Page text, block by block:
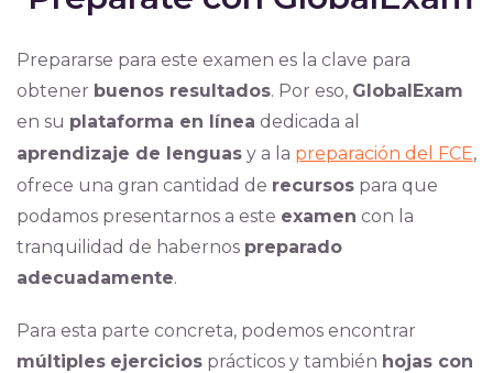
Prepararse para este examen es la clave para
obtener buenos resultados. Por eso, GlobalExam
en su plataforma en línea dedicada al
aprendizaje de lenguasy a la preparación del FCE,
ofrece una gran cantidad de recursospara que
podamos presentarnos a este examen con la
tranquilidad de habernos preparado
adecuadamente.
Para esta parte concreta, podemos encontrar
múltiples ejerciciosprácticos y también hojas con